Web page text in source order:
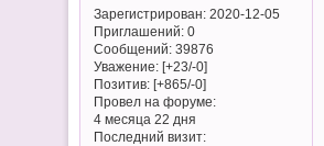
Зарегистрирован: 2020-12-05
Приглашений:0
Сообщений:39876
Уважение: [+23/-0]
Позитив: [+865/-0]
Провел на форуме:
4 месяца 22 дня
Последний визит: